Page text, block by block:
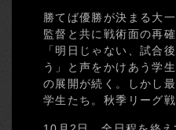
勝てば優勝が決まる大
監督と共に戦術面の再
「明日じゃない、試合
う」と声をかけあう学
の展開が続く。しかし
学生たち。秋季リーグ